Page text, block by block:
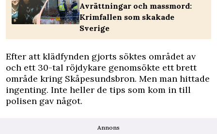
Avrättningar och massmord:
Krimfallen som skakade
Sverige
Efter att klädfynden gjorts söktes området av
och ett 30-tal röjdykare genomsökte ett brett
område kring Skåpesundsbron. Men man hittade
ingenting. Inte heller de tips som kom in till
polisen gav något.
Annons